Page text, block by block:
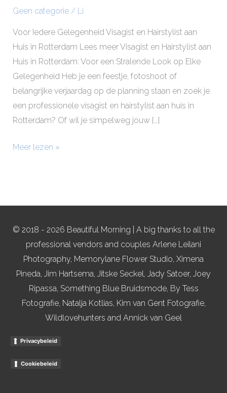
Geen categorie/ Li
Voor Iedere Gelegenheid Visagist en Hairstylist aan
Huis in Rotterdam Lees meer Visagist en Hairstylist aan
Huis in Rotterdam: Voor een Stralende Look op Elke
Gelegenheid Heb je een feestje, fotoshoot of
belangrijke verjaardag op de planning staan en zoek je
een professionele visagist en hairstylist aan huis in
Rotterdam? Of wil je simpelweg jouw […]
Rotterdam
Meer lezen »
© 2018 - 2026 Beautiful Morning | A big thanks to all the
professional vendors and couples Arlene Leilani
Photography, Memorylane Flower Studio, Ximena
Pineda, Jim Hartsema, Jitske Seckel, Jady Satoer, Joey
Ripassa, Something Blue Bruidsmode, By Tess
Fotografie, Natalja Kotlias, Kim van Gent Fotografie,
Wildlovehunters and Annick van Geel
Privacybeleid
Cookiebeleid